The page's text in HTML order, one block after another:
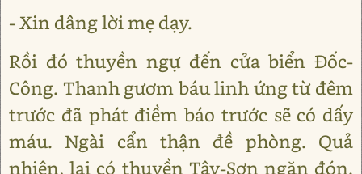
- Xin dâng lời mẹ dạy.
Rồi đó thuyền ngự đến cửa biển Đốc-
Công. Thanh gươm báu linh ứng từ đêm
trước đã phát điềm báo trước sẽ có dấy
máu. Ngài cẩn thận đề phòng. Quả
nhiên, lại có thuyền Tây-Sơn ngăn đón.